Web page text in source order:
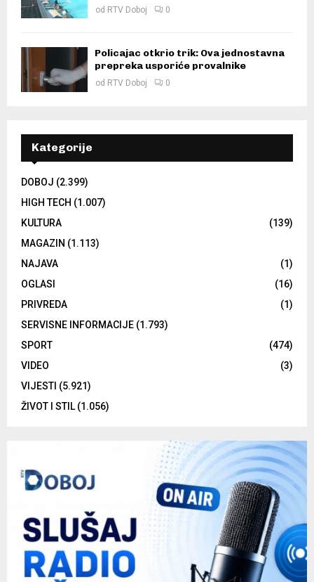
od RTV Doboj 0
Policajac otkrio trik: Ova jednostavna
prepreka usporiće provalnike
od RTV Doboj 0
Kategorije
DOBOJ (2.399)
HIGH TECH (1.007)
KULTURA
(139)
MAGAZIN (1.113)
NAJAVA
(1)
OGLASI
(16)
PRIVREDA
(1)
SERVISNE INFORMACIJE (1.793)
SPORT
(474)
VIDEO
(3)
VIJESTI (5.921)
ŽIVOT I STIL (1.056)